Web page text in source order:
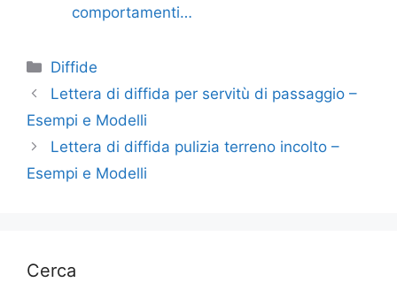
comportamenti…
Categorie
Diffide
Lettera di diffida per servitù di passaggio –
Esempi e Modelli
Lettera di diffida pulizia terreno incolto –
Esempi e Modelli
Cerca